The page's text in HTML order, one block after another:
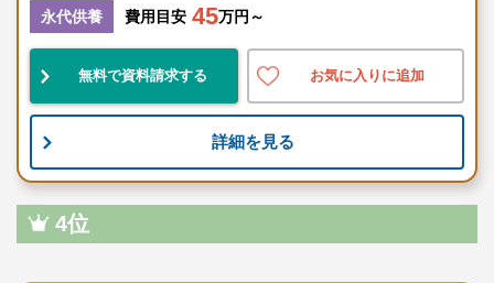
永代供養 費用目安 45万円～
無料で資料請求する お気に入りに追加
詳細を見る
4位